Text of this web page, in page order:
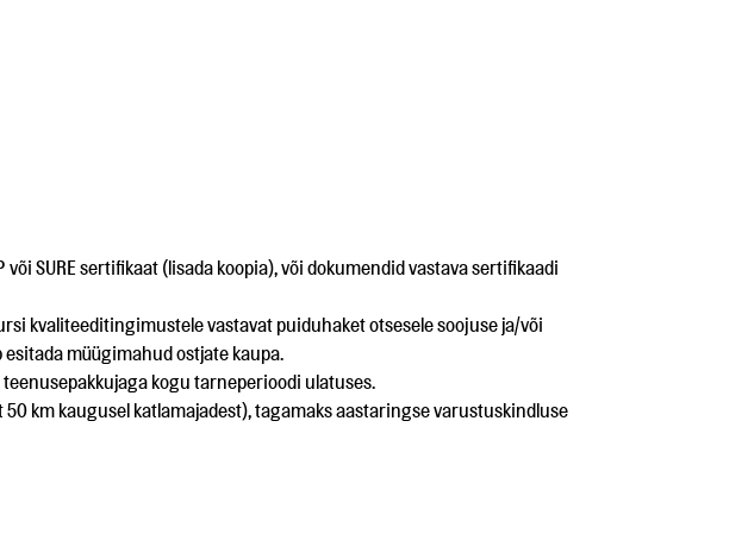
SURE sertifikaat (lisada koopia), või dokumendid vastava sertifikaadi
kvaliteeditingimustele vastavat puiduhaket otsesele soojuse ja/või
müügimahud ostjate kaupa.
kogu tarneperioodi ulatuses.
km kaugusel katlamajadest), tagamaks aastaringse varustuskindluse